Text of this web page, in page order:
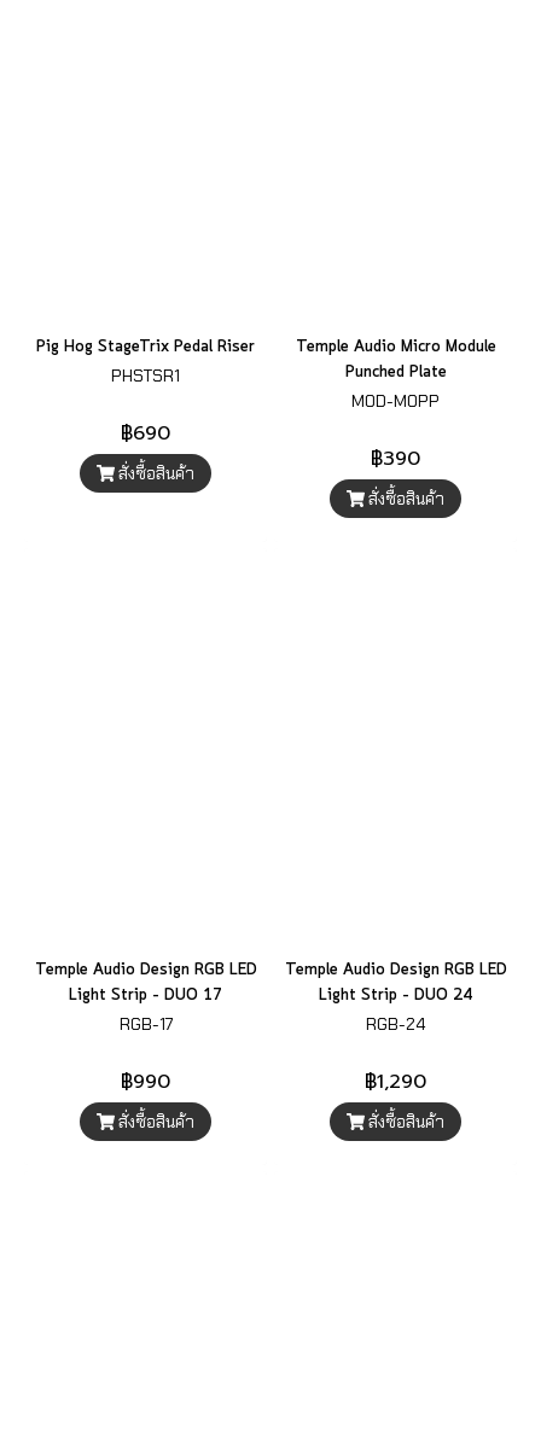
Pig Hog StageTrix Pedal Riser
PHSTSR1
฿690
สั่งซื้อสินค้า
Temple Audio Micro Module
Punched Plate
MOD-MOPP
฿390
สั่งซื้อสินค้า
Temple Audio Design RGB LED
Light Strip – DUO 17
RGB-17
฿990
สั่งซื้อสินค้า
Temple Audio Design RGB LED
Light Strip – DUO 24
RGB-24
฿1,290
สั่งซื้อสินค้า